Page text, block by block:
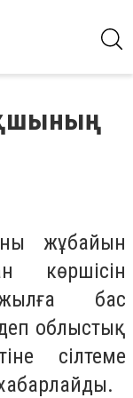
жұбайын
көршісін
бас
облыстық
сілтеме